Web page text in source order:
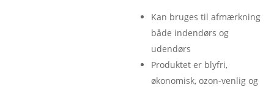
Kan bruges til afmærkning
både indendørs og
udendørs
Produktet er blyfri,
økonomisk, ozon-venlig og